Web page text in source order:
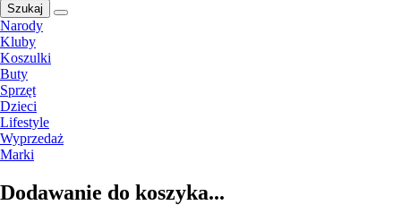
Szukaj
Narody
Kluby
Koszulki
Buty
Sprzęt
Dzieci
Lifestyle
Wyprzedaż
Marki
Dodawanie do koszyka...